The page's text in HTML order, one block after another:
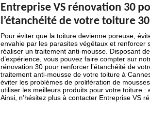
Entreprise VS rénovation 30
l’étanchéité de votre toiture
Pour éviter que la toiture devienne poreuse,
envahie par les parasites végétaux et renforcer
réaliser un traitement anti-mousse. Disposant
d’expérience, vous pouvez faire compter sur
rénovation 30 pour renforcer l’étanchéité de
traitement anti-mousse de votre toiture à
éviter les problèmes de prolifération de
utiliser les meilleurs produits pour votre toiture :
Ainsi, n’hésitez plus à contacter Entreprise VS